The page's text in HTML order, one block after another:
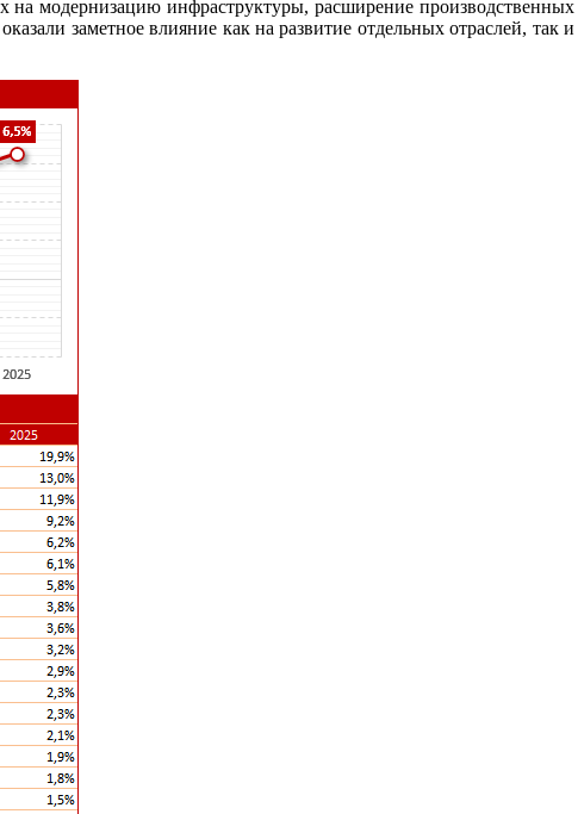
на модернизацию инфраструктуры, расширение производственных
заметное влияние как на развитие отдельных отраслей, так и